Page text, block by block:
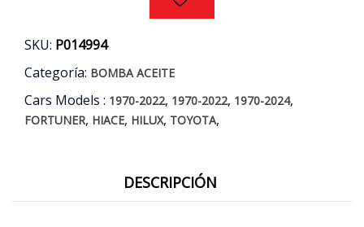
cantidad
SKU: P014994
Categoría: BOMBA ACEITE
Cars Models : 1970-2022, 1970-2022, 1970-2024,
FORTUNER, HIACE, HILUX, TOYOTA,
DESCRIPCIÓN